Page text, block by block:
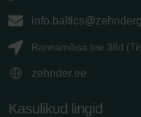
Rannamõisa tee 38d
zehnder.ee
Kasulikud lingid